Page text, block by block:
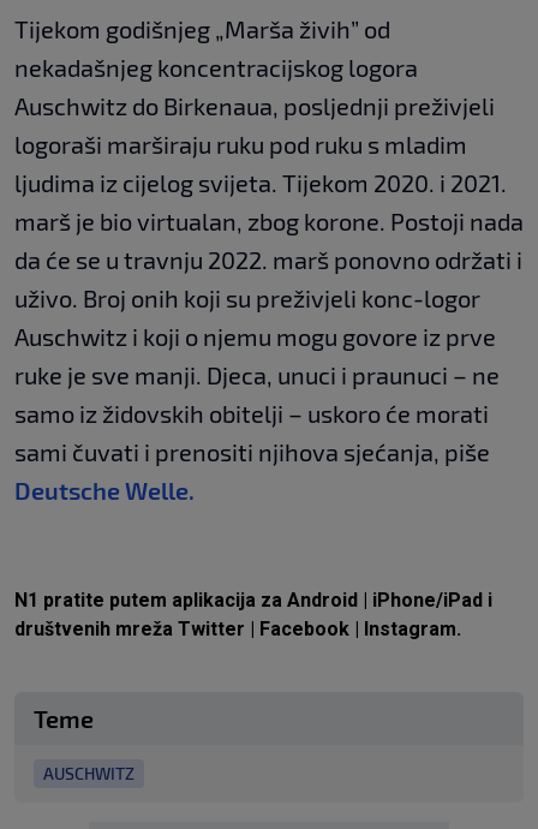
Tijekom godišnjeg „Marša živih” od
nekadašnjeg koncentracijskog logora
Auschwitz do Birkenaua, posljednji preživjeli
logoraši marširaju ruku pod ruku s mladim
ljudima iz cijelog svijeta. Tijekom 2020. i 2021.
marš je bio virtualan, zbog korone. Postoji nada
da će se u travnju 2022. marš ponovno održati i
uživo. Broj onih koji su preživjeli konc-logor
Auschwitz i koji o njemu mogu govore iz prve
ruke je sve manji. Djeca, unuci i praunuci – ne
samo iz židovskih obitelji – uskoro će morati
sami čuvati i prenositi njihova sjećanja, piše
Deutsche Welle.
N1 pratite putem aplikacija za Android | iPhone/iPad i
društvenih mreža Twitter | Facebook | Instagram.
Teme
AUSCHWITZ